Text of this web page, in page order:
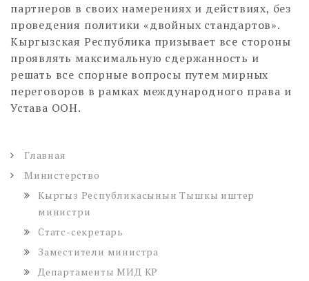
партнеров в своих намерениях и действиях, без
проведения политики «двойных стандартов».
Кыргызская Республика призывает все стороны
проявлять максимальную сдержанность и
решать все спорные вопросы путем мирных
переговоров в рамках международного права и
Устава ООН.
Главная
Министерство
Кыргыз Республикасынын Тышкы иштер
министри
Статс-секретарь
Заместители министра
Департаменты МИД КР